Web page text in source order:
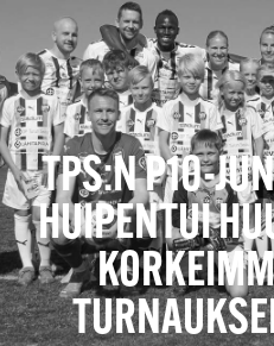
TPS:N P10-
HUIPENTUI